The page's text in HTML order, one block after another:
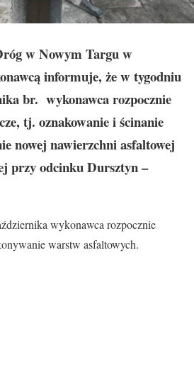
w Nowym Targu w
informuje, że w tygodniu
br. wykonawca rozpocznie
tj. oznakowanie i ścinanie
nowej nawierzchni asfaltowej
przy odcinku Dursztyn –
wykonawca rozpocznie
warstw asfaltowych.